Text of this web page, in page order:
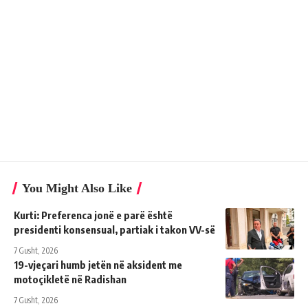
You Might Also Like
Kurti: Preferenca jonë e parë është
presidenti konsensual, partiak i takon VV-së
7 Gusht, 2026
19-vjeçari humb jetën në aksident me
motoçikletë në Radishan
7 Gusht, 2026